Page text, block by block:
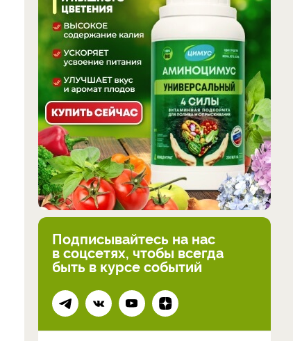
Подписывайтесь на нас
в соцсетях, чтобы всегда
быть в курсе событий